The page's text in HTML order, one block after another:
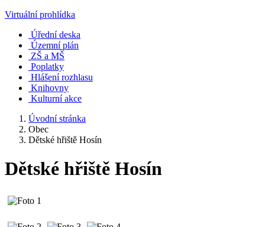
Virtuální prohlídka
Úřední deska
Územní plán
ZŠ a MŠ
Poplatky
Hlášení rozhlasu
Knihovny
Kulturní akce
Úvodní stránka
Obec
Dětské hřiště Hosín
Dětské hřiště Hosín